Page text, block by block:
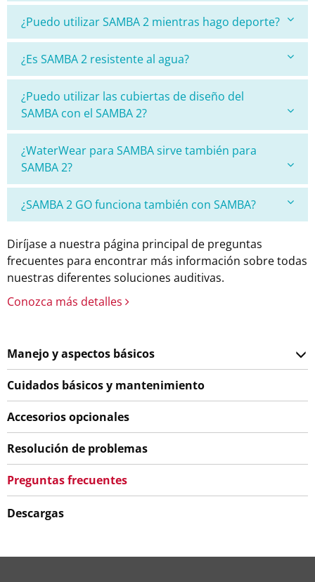
¿Puedo utilizar SAMBA 2 mientras hago deporte?
¿Es SAMBA 2 resistente al agua?
¿Puedo utilizar las cubiertas de diseño del
SAMBA con el SAMBA 2?
¿WaterWear para SAMBA sirve también para
SAMBA 2?
¿SAMBA 2 GO funciona también con SAMBA?
Diríjase a nuestra página principal de preguntas
frecuentes para encontrar más información sobre todas
nuestras diferentes soluciones auditivas.
Conozca más detalles
Manejo y aspectos básicos
Cuidados básicos y mantenimiento
Accesorios opcionales
Resolución de problemas
Preguntas frecuentes
Descargas